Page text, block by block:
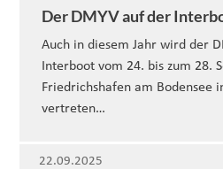
Der DMYV auf der
Auch in diesem Jahr wird der
Interboot vom 24. bis zum 28.
Friedrichshafen am Bodensee
vertreten…
22.09.2025